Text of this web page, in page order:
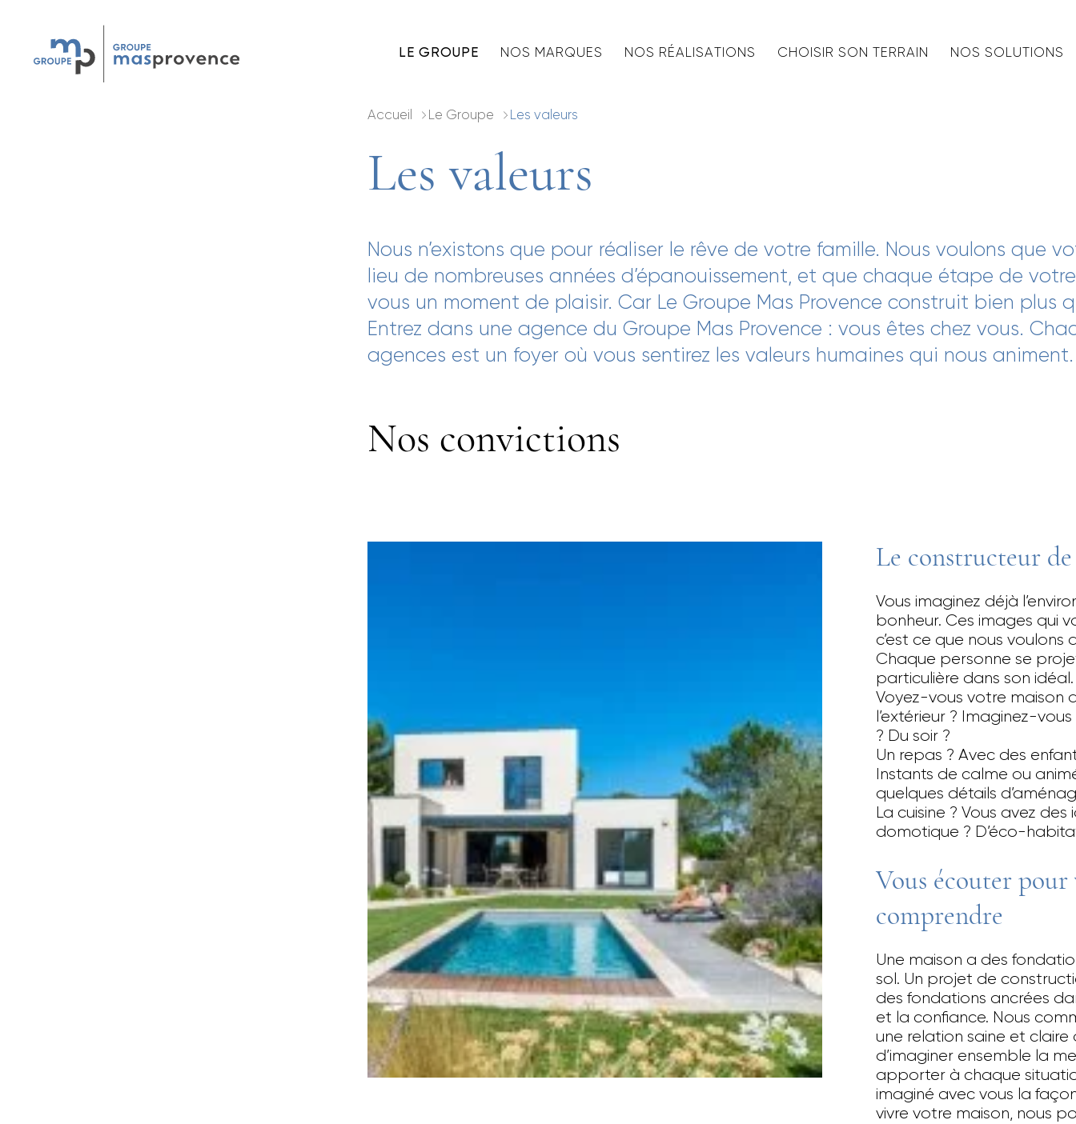
LE GROUPE NOS MARQUES NOS RÉALISATIONS CHOISIR SON TERRAIN NOS SOLUTIONS
Accueil Le Groupe Les valeurs
Les valeurs
Nous n’existons que pour réaliser le rêve de votre famille. Nous voulons que
lieu de nombreuses années d’épanouissement, et que chaque étape de
vous un moment de plaisir. Car Le Groupe Mas Provence construit bien plus
Entrez dans une agence du Groupe Mas Provence : vous êtes chez vous.
agences est un foyer où vous sentirez les valeurs humaines qui nous animent.
Nos convictions
Le constructeur de
Vous imaginez déjà
bonheur. Ces images qui
c’est ce que nous voulons
Chaque personne se
particulière dans son idéal.
Voyez-vous votre maison
l’extérieur ? Imaginez-
? Du soir ?
Un repas ? Avec des
Instants de calme ou
quelques détails
La cuisine ? Vous avez
domotique ? D’éco-
Vous écouter pour
comprendre
Une maison a des
sol. Un projet de
des fondations ancrées
et la confiance. Nous
une relation saine et
d’imaginer ensemble la
apporter à chaque
imaginé avec vous la
vivre votre maison, nous